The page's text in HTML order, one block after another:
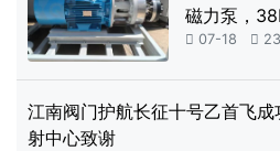
磁力泵，
获解
 07-18 
江南阀门护航长征十号乙首飞
射中心致谢